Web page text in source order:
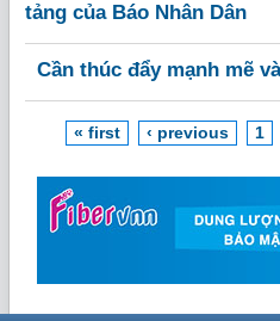
tảng của Báo Nhân Dân
Cần thúc đẩy mạnh mẽ
« first ‹ previous 1